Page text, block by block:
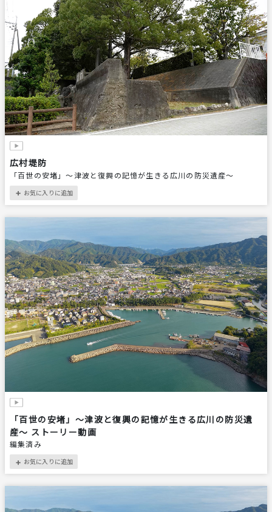
広村堤防
「百世の安堵」〜津波と復興の記憶が生きる広川の防災遺産〜
＋ お気に入りに追加
「百世の安堵」〜津波と復興の記憶が生きる広川の防災遺
産〜 ストーリー動画
編集済み
＋ お気に入りに追加